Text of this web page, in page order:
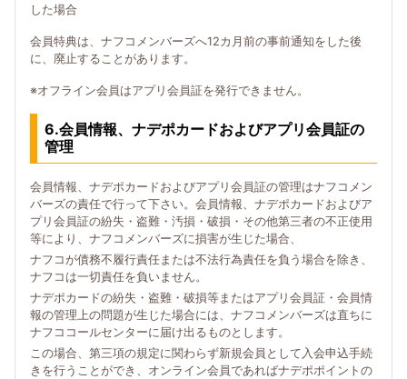
した場合
会員特典は、ナフコメンバーズへ12カ月前の事前通知をした後
に、廃止することがあります。
※オフライン会員はアプリ会員証を発行できません。
6.会員情報、ナデポカードおよびアプリ会員証の
管理
会員情報、ナデポカードおよびアプリ会員証の管理はナフコメン
バーズの責任で行って下さい。会員情報、ナデポカードおよびア
プリ会員証の紛失・盗難・汚損・破損・その他第三者の不正使用
等により、ナフコメンバーズに損害が生じた場合、
ナフコが債務不履行責任または不法行為責任を負う場合を除き、
ナフコは一切責任を負いません。
ナデポカードの紛失・盗難・破損等またはアプリ会員証・会員情
報の管理上の問題が生じた場合には、ナフコメンバーズは直ちに
ナフココールセンターに届け出るものとします。
この場合、第三項の規定に関わらず新規会員として入会申込手続
きを行うことができ、オンライン会員であればナデポポイントの